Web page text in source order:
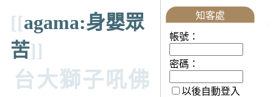
[[agama:身嬰眾
苦]]
台大獅子吼佛
知客處
帳號：
密碼：
以後自動登入